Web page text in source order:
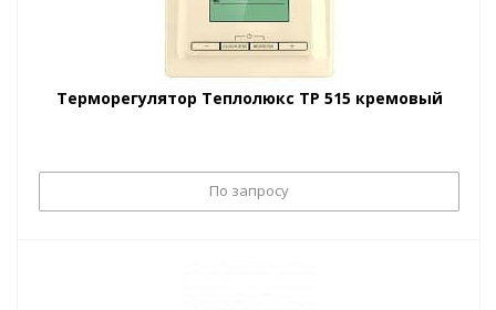
Терморегулятор Теплолюкс ТР 515 кремовый
По запросу